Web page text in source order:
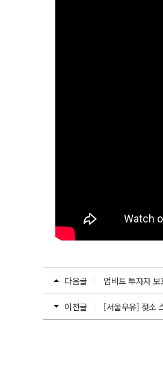
다음글 업비트 투자자 보
이전글 [서울우유] 젖소